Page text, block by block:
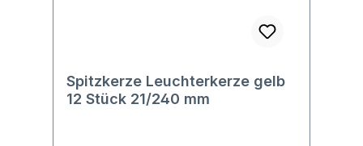
Spitzkerze Leuchterkerze gelb
12 Stück 21/240 mm